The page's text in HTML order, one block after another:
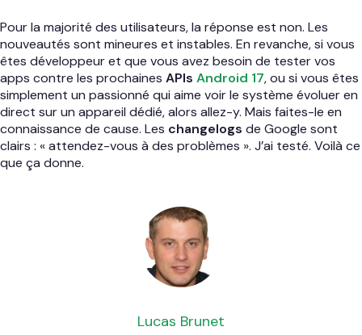
Pour la majorité des utilisateurs, la réponse est non. Les
nouveautés sont mineures et instables. En revanche, si vous
êtes développeur et que vous avez besoin de tester vos
apps contre les prochaines APIs Android 17, ou si vous êtes
simplement un passionné qui aime voir le système évoluer en
direct sur un appareil dédié, alors allez-y. Mais faites-le en
connaissance de cause. Les changelogs de Google sont
clairs : « attendez-vous à des problèmes ». J’ai testé. Voilà ce
que ça donne.
Lucas Brunet